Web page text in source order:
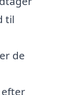
til
de